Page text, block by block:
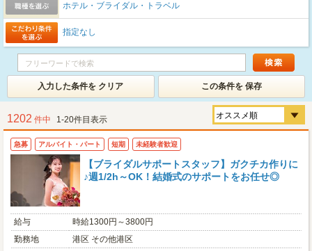
ホテル・ブライダル・トラベル
指定なし
入力した条件を クリア この条件を 保存
1202 件中 1-20件目表示
急募 アルバイト・パート 短期 未経験者歓迎
【ブライダルサポートスタッフ】ガクチカ作りに
♪週1/2h～OK！結婚式のサポートをお任せ◎
給与
時給1300円～3800円
勤務地
港区 その他港区